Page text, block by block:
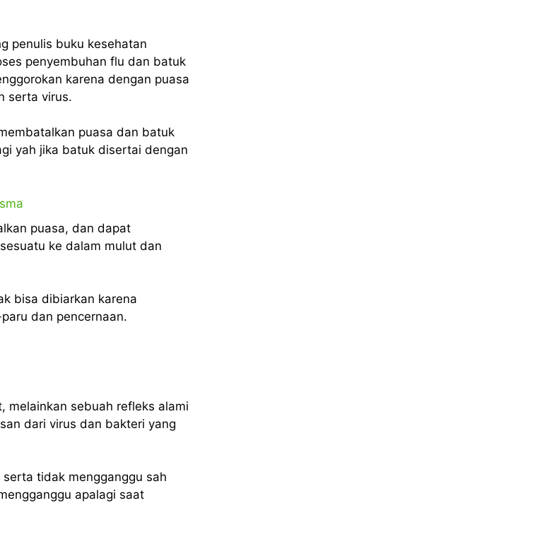
penulis buku kesehatan
penyembuhan flu dan batuk
karena dengan puasa
serta virus.
puasa dan batuk
yah jika batuk disertai dengan
puasa, dan dapat
ke dalam mulut dan
bisa dibiarkan karena
dan pencernaan.
melainkan sebuah refleks alami
dari virus dan bakteri yang
tidak mengganggu sah
apalagi saat